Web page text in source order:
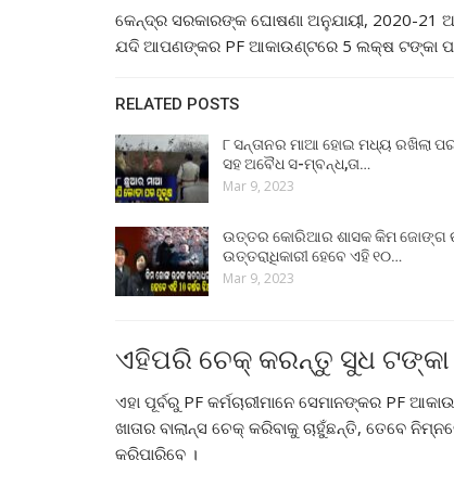
କେନ୍ଦ୍ର ସରକାରଙ୍କ ଘୋଷଣା ଅନୁଯାୟୀ, 2020-21
ଯଦି ଆପଣଙ୍କର PF ଆକାଉଣ୍ଟରେ 5 ଲକ୍ଷ ଟଙ୍କା
RELATED POSTS
୮ ସନ୍ତାନର ମାଆ ହୋଇ ମଧ୍ୟ ରଖିଲା
ସହ ଅବୈଧ ସ-ମ୍ବନ୍ଧ,ତା…
Mar 9, 2023
ଉତ୍ତର କୋରିଆର ଶାସକ କିମ ଜୋଙ୍ଗ
ଉତ୍ତରାଧିକାରୀ ହେବେ ଏହି ୧୦…
Mar 9, 2023
ଏହିପରି ଚେକ୍ କରନ୍ତୁ ସୁଧ ଟଙ୍କା
ଏହା ପୂର୍ବରୁ PF କର୍ମଚାରୀମାନେ ସେମାନଙ୍କର PF
ଖାତାର ବାଲାନ୍ସ ଚେକ୍ କରିବାକୁ ଚାହୁଁଛନ୍ତି, ତେବେ
କରିପାରିବେ ।